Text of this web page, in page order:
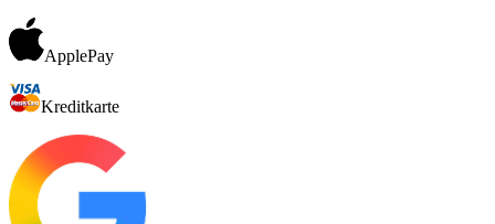
ApplePay
Kreditkarte